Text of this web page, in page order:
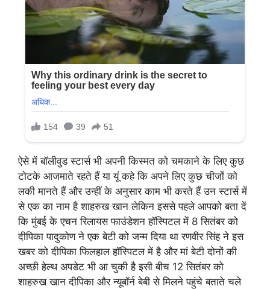
ऐसे में बॉलीवुड स्टार्स भी अपनी किस्मत को चमकाने के लिए कुछ
टोटके आजमाते रहते हैं या यूं कहे कि अपने लिए कुछ चीजों को
लकी मानते हैं और उन्हीं के अनुसार काम भी करते हैं उन स्टार्स में
से एक का नाम है शाहरुख खान लेकिन इससे पहले आपको बता दें
कि मुंबई के एचन रिलायस फाउंडेशन हॉस्पिटल में 8 सितंबर को
दीपिका पादुकोण ने एक बेटी को जन्म दिया था रणवीर सिंह ने इस
खबर को दीपिका फिलहाल हॉस्पिटल में है और मां बेटी दोनों की
अच्छी हेल्थ अपडेट भी आ चुकी है इसी बीच 12 सितंबर को
शाहरुख खान दीपिका और न्यूबॉर्न बेबी से मिलने पहुंचे बताते चले